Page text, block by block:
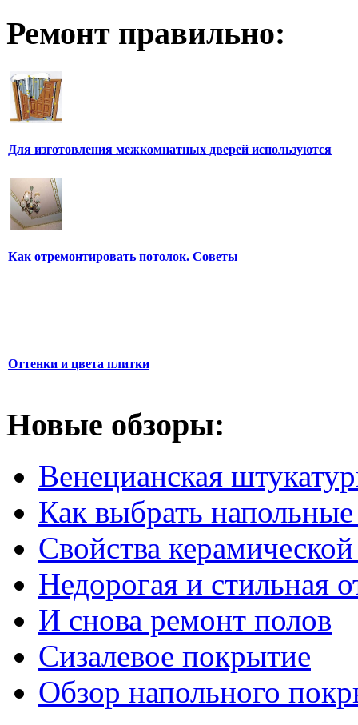
Ремонт правильно:
Для изготовления межкомнатных дверей используются
Как отремонтировать потолок. Советы
Оттенки и цвета плитки
Новые обзоры:
Венецианская
Как выбрать
Свойства
Недорогая и стильная
И снова ремонт полов
Сизалевое покрытие
Обзор напольного